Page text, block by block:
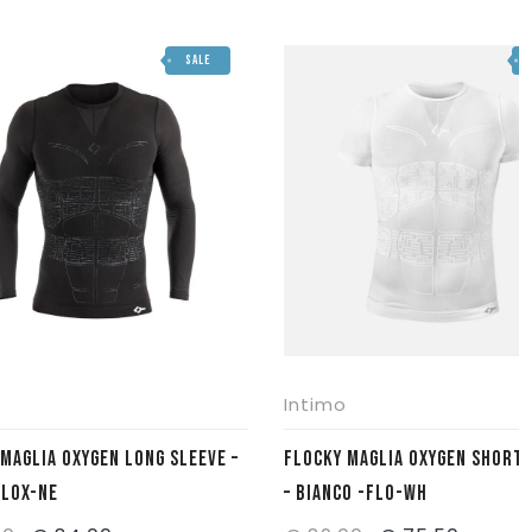
€ 26,90.€ 17,50.
€ 59,90.€ 51,00.
SALE
NE
Intimo
FLOCKY MAGLIA OXYGEN SHORT SLEEVE
– BIANCO -FLO-WH